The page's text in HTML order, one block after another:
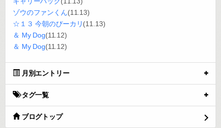
ゾウのファンくん(11.13)
☆１３ 今朝のぴーカリ(11.13)
＆ My Dog(11.12)
＆ My Dog(11.12)
月別エントリー
タグ一覧
ブログトップ